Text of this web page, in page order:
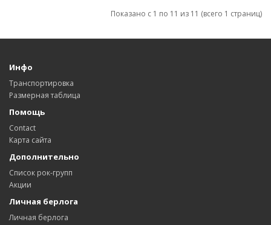
Показано с 1 по 11 из 11 (всего 1 страниц)
Инфо
Транспортировка
Размерная таблица
Помощь
Contact
Карта сайта
Дополнительно
Список рок-групп
Акции
Личная берлога
Личная берлога